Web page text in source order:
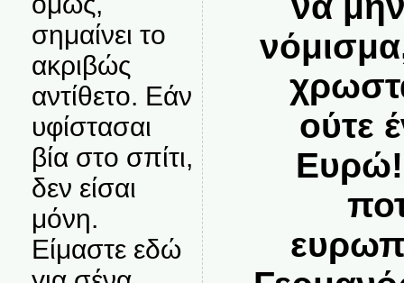
σημαίνει το
ακριβώς
αντίθετο. Εάν
υφίστασαι
βία στο σπίτι,
δεν είσαι
μόνη.
Είμαστε εδώ
ούτε